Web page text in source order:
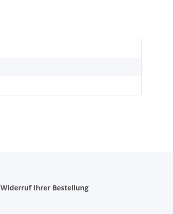
Widerruf Ihrer Bestellung